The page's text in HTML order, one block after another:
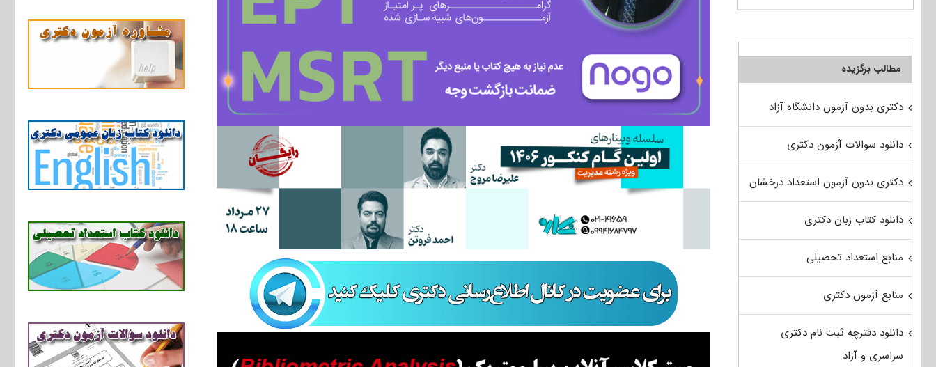
مطالب برگزیده
دکتری بدون آزمون دانشگاه آزاد
دانلود سوالات آزمون دکتری
دکتری بدون آزمون استعداد درخشان
دانلود کتاب زبان دکتری
منابع استعداد تحصیلی
منابع آزمون دکتری
دانلود دفترچه ثبت نام دکتری
سراسری و آزاد